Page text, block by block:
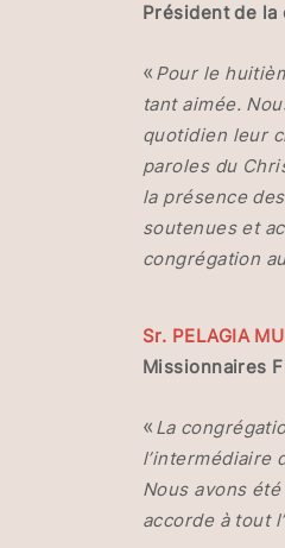
Président de la
« Pour le
tant aimée.
quotidien leur
paroles du
la présence
soutenues et
congrégation
Sr. PELAGIA
Missionnaires
« La
l’intermédiaire
Nous avons
accorde à tout